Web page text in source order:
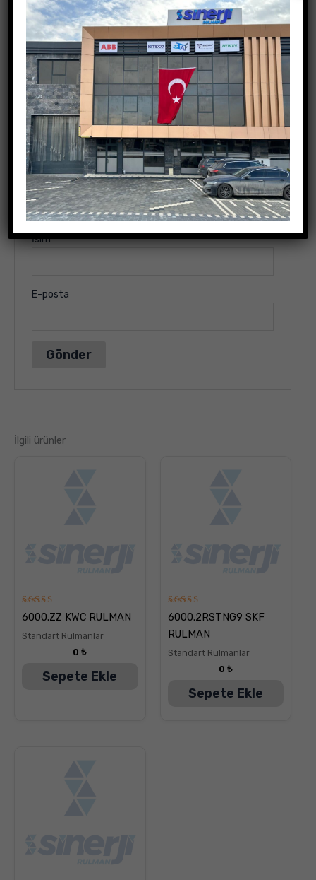
Değerlendirme yap
E-posta adresiniz yayınlanmayacak.
Gerekli alanlar
*ile işaretlenmişlerdir
Derecelendirmeniz*
Değerlendirmeniz*
İsim
E-posta
İlgili ürünler
5
üzerinden
oy aldı
6000.ZZ KWC RULMAN
Standart Rulmanlar
0₺
Sepete Ekle
5
üzerinden
5.00
oy aldı
6000.2RSTNG9 SKF
RULMAN
Standart Rulmanlar
0 ₺
Sepete Ekle